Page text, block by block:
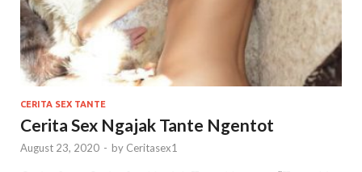
CERITA SEX TANTE
Cerita Sex Ngajak Tante Ngentot
August 23, 2020 - by Ceritasex1